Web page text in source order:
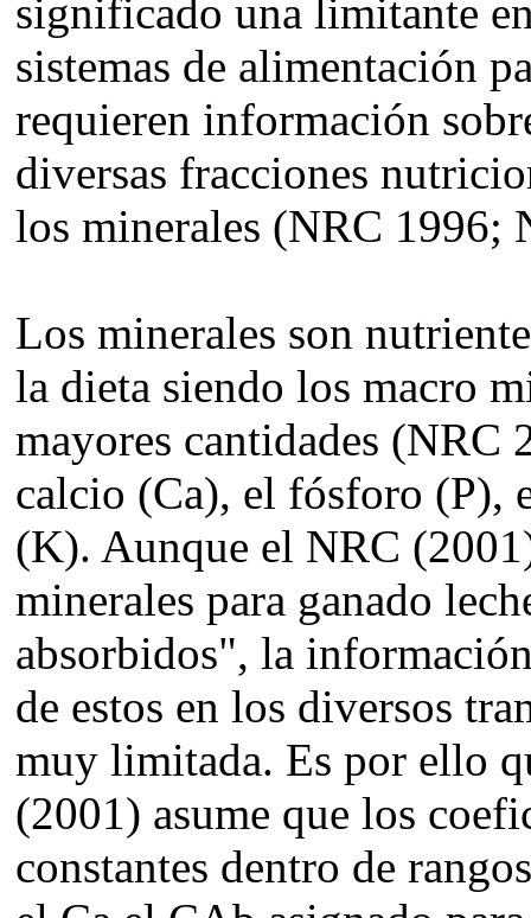
significado una limitante
sistemas de alimentación
requieren información
diversas fracciones
los minerales (NRC 1996;
Los minerales son
la dieta siendo los macro
mayores cantidades (NRC
calcio (Ca), el fósforo (P),
(K). Aunque el NRC
minerales para ganado
absorbidos", la
de estos en los diversos
muy limitada. Es por ello
(2001) asume que los
constantes dentro de